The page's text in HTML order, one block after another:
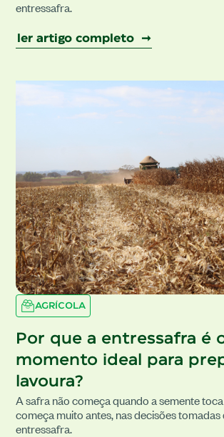
entressafra.
ler artigo completo ➞
AGRÍCOLA
Por que a entressafra é
momento ideal para
lavoura?
A safra não começa quando a semente toca
começa muito antes, nas decisões tomadas
entressafra.